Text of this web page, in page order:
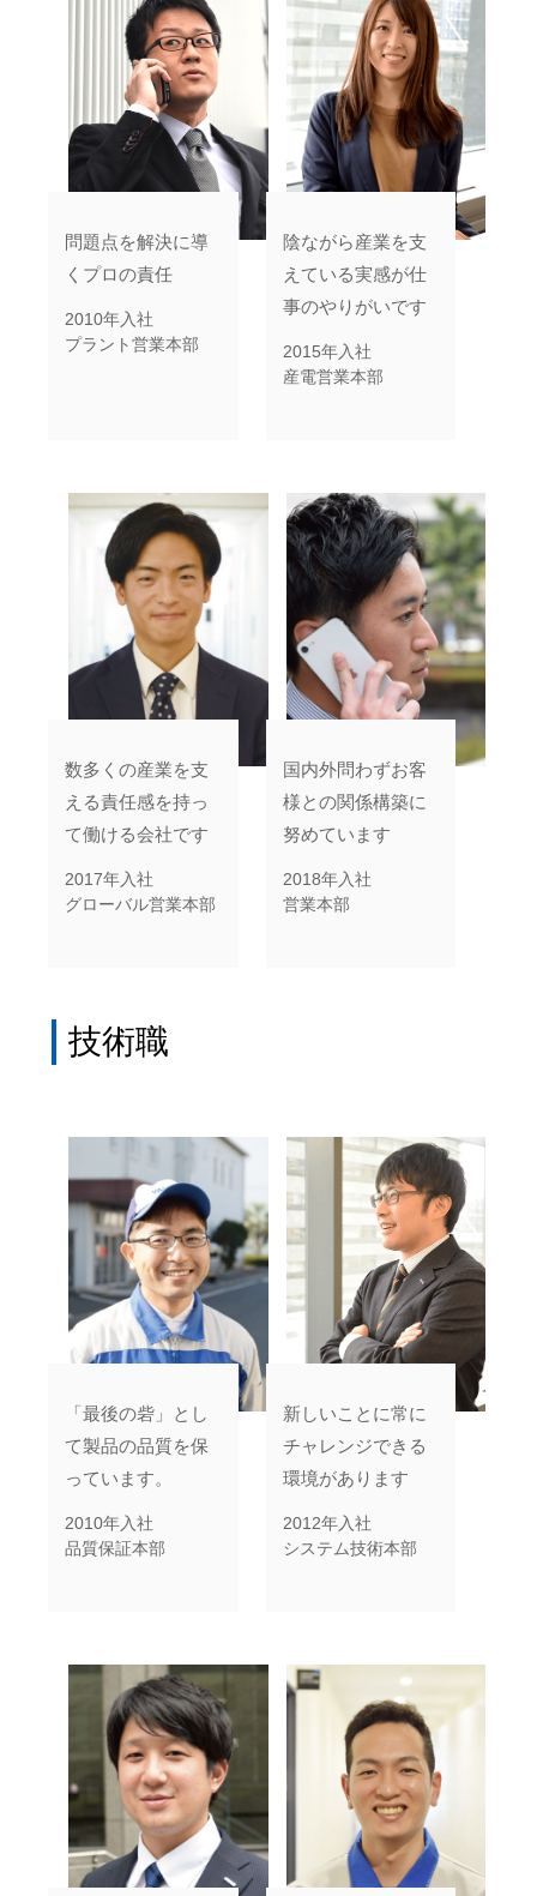
問題点を解決に導
くプロの責任
2010年入社
プラント営業本部
陰ながら産業を支
えている実感が仕
事のやりがいです
2015年入社
産電営業本部
数多くの産業を支
える責任感を持っ
て働ける会社です
2017年入社
グローバル営業本部
国内外問わずお客
様との関係構築に
努めています
2018年入社
営業本部
技術職
「最後の砦」とし
て製品の品質を保
っています。
2010年入社
品質保証本部
新しいことに常に
チャレンジできる
環境があります
2012年入社
システム技術本部